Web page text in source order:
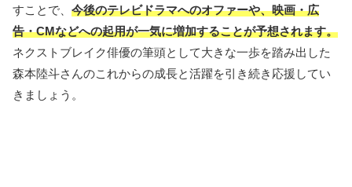
すことで、 今後のテレビドラマへのオファーや、映画・広
告・CMなどへの起用が一気に増加することが予想されます。
ネクストブレイク俳優の筆頭として大きな一歩を踏み出した
森本陸斗さんのこれからの成長と活躍を引き続き応援してい
きましょう。